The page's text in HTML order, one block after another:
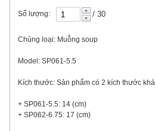
Số lượng: / 30
Chủng loại: Muỗng soup
Model: SP061-5.5
Kích thước: Sản phẩm có 2 kích thước
+ SP061-5.5: 14 (cm)
+ SP062-6.75: 17 (cm)